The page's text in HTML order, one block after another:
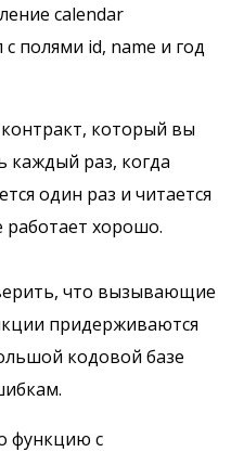
calendar
полями id, name и год
который вы
каждый раз, когда
один раз и читается
работает хорошо.
что вызывающие
придерживаются
кодовой базе
функцию с